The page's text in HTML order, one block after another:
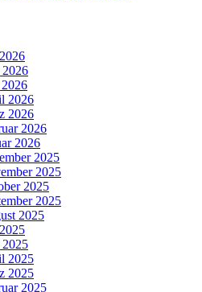
2026
2026
2026
2026
2026
2025
2025
2025
2025
2025
2025
2025
2025
2025